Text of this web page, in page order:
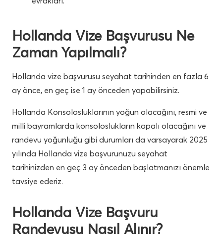
Hollanda Vize Başvurusu Ne
Zaman Yapılmalı?
Hollanda vize başvurusu seyahat tarihinden en fazla 6
ay önce, en geç ise 1 ay önceden yapabilirsiniz.
Hollanda Konsolosluklarının yoğun olacağını, resmi ve
milli bayramlarda konsoloslukların kapalı olacağını ve
randevu yoğunluğu gibi durumları da varsayarak 2025
yılında Hollanda vize başvurunuzu seyahat
tarihinizden en geç 3 ay önceden başlatmanızı önemle
tavsiye ederiz.
Hollanda Vize Başvuru
Randevusu Nasıl Alınır?